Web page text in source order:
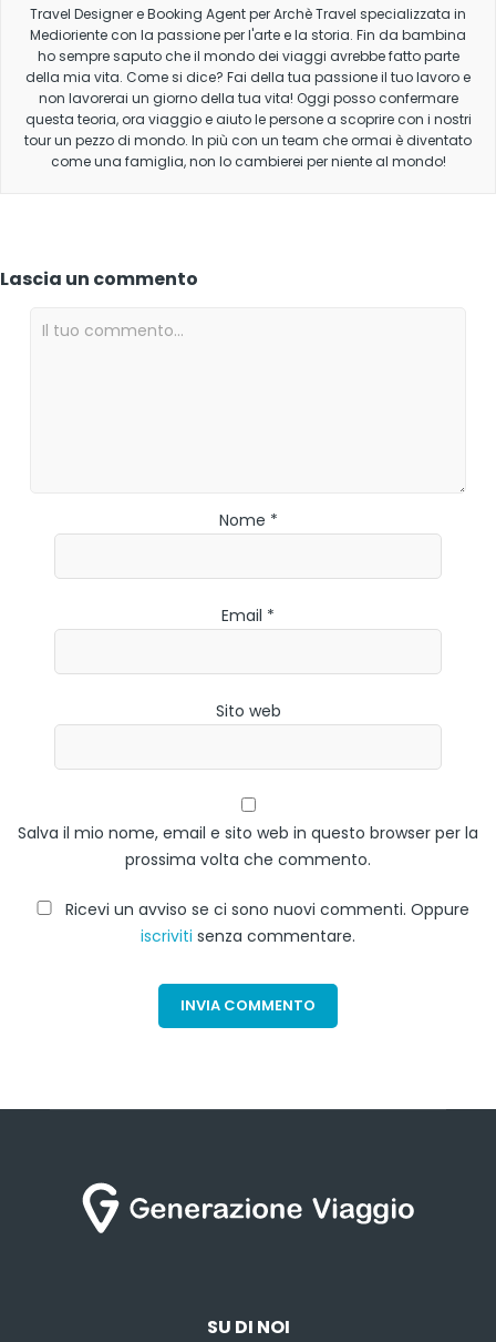
Travel Designer e Booking Agent per Archè Travel specializzata in
Medioriente con la passione per l'arte e la storia. Fin da bambina
ho sempre saputo che il mondo dei viaggi avrebbe fatto parte
della mia vita. Come si dice? Fai della tua passione il tuo lavoro e
non lavorerai un giorno della tua vita! Oggi posso confermare
questa teoria, ora viaggio e aiuto le persone a scoprire con i nostri
tour un pezzo di mondo. In più con un team che ormai è diventato
come una famiglia, non lo cambierei per niente al mondo!
Lascia un commento
Nome *
Email *
Sito web
Salva il mio nome, email e sito web in questo browser per la
prossima volta che commento.
Ricevi un avviso se ci sono nuovi commenti. Oppure
iscriviti senza commentare.
SU DI NOI